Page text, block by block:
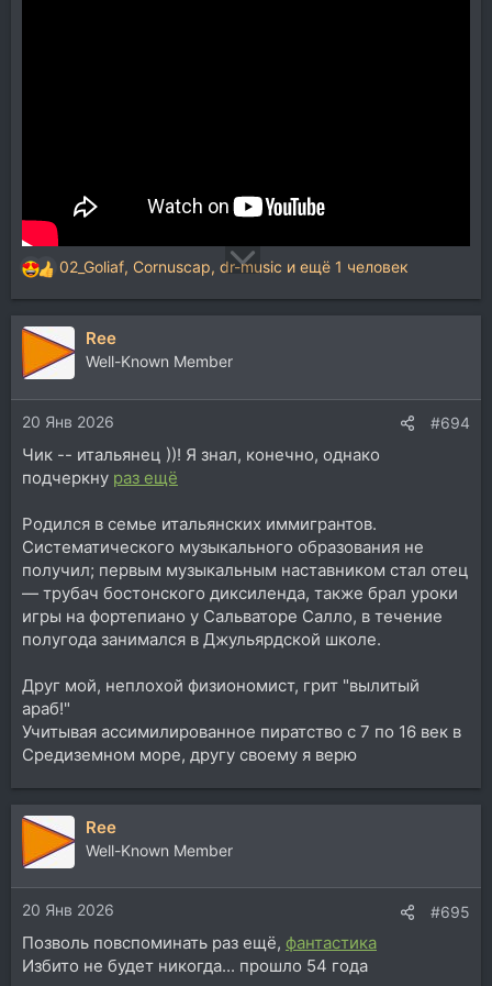
Р
е
а
к
ц
и
и
:
02_Goliaf, Cornuscap, dr-music и ещё 1 человек
Ree
Well-Known Member
20 Янв 2026 #694
Чик -- итальянец ))! Я знал, конечно, однако
подчеркну раз ещё
Родился в семье итальянских иммигрантов.
Систематического музыкального образования не
получил; первым музыкальным наставником стал отец
— трубач бостонского диксиленда, также брал уроки
игры на фортепиано у Сальваторе Салло, в течение
полугода занимался в Джульярдской школе.
Друг мой, неплохой физиономист, грит "вылитый
араб!"
Учитывая ассимилированное пиратство с 7 по 16 век в
Средиземном море, другу своему я верю
Ree
Well-Known Member
20 Янв 2026 #695
Позволь повспоминать раз ещё, фантастика
Избито не будет никогда... прошло 54 года